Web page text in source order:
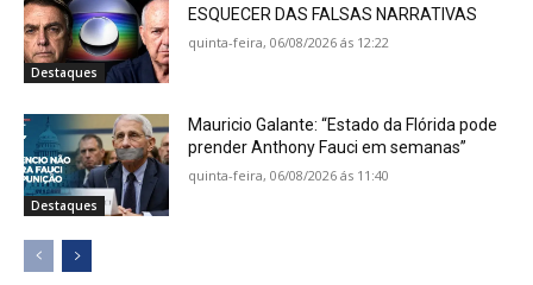
Destaques
ESQUECER DAS FALSAS NARRATIVAS
quinta-feira, 06/08/2026 ás 12:22
Destaques
Mauricio Galante: “Estado da Flórida pode
prender Anthony Fauci em semanas”
quinta-feira, 06/08/2026 ás 11:40